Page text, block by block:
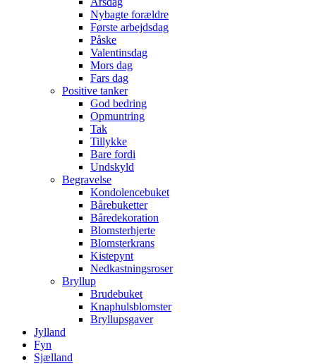
Nybagte forældre
Første arbejdsdag
Påske
Valentinsdag
Mors dag
Fars dag
Positive tanker
God bedring
Opmuntring
Tak
Tillykke
Bare fordi
Undskyld
Begravelse
Kondolencebuket
Bårebuketter
Båredekoration
Blomsterhjerte
Blomsterkrans
Kistepynt
Nedkastningsroser
Bryllup
Brudebuket
Knaphulsblomster
Bryllupsgaver
Jylland
Fyn
Sjælland